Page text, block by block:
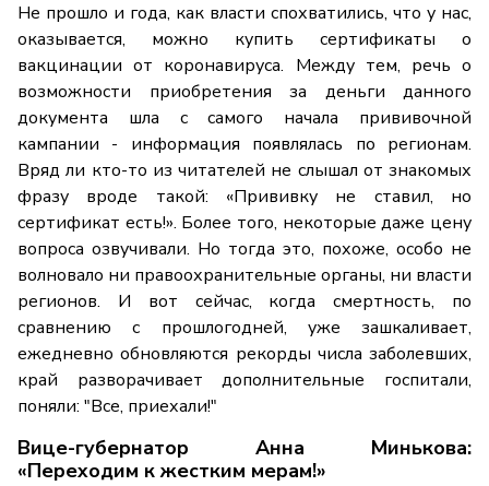
Не прошло и года, как власти спохватились, что у нас,
оказывается, можно купить сертификаты о
вакцинации от коронавируса. Между тем, речь о
возможности приобретения за деньги данного
документа шла с самого начала прививочной
кампании - информация появлялась по регионам.
Вряд ли кто-то из читателей не слышал от знакомых
фразу вроде такой: «Прививку не ставил, но
сертификат есть!». Более того, некоторые даже цену
вопроса озвучивали. Но тогда это, похоже, особо не
волновало ни правоохранительные органы, ни власти
регионов. И вот сейчас, когда смертность, по
сравнению с прошлогодней, уже зашкаливает,
ежедневно обновляются рекорды числа заболевших,
край разворачивает дополнительные госпитали,
поняли: "Все, приехали!"
Вице-губернатор Анна Минькова:
«Переходим к жестким мерам!»